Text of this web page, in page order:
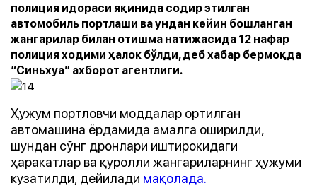
полиция идораси яқинида содир этилган
автомобиль портлаши ва ундан кейин бошланган
жангарилар билан отишма натижасида 12 нафар
полиция ходими ҳалок бўлди, деб хабар бермоқда
“Синьхуа” ахборот агентлиги.
Ҳужум портловчи моддалар ортилган
автомашина ёрдамида амалга оширилди,
шундан сўнг дронлари иштирокидаги
ҳаракатлар ва қуролли жангариларнинг ҳужуми
кузатилди, дейилади мақолада.